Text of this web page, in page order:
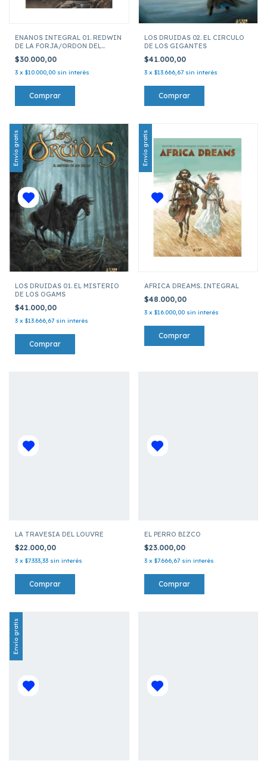
ENANOS INTEGRAL 01. REDWIN
DE LA FORJA/ORDON DEL
$30.000,00
3 x $10.000,00 sin interés
LOS DRUIDAS 02. EL CIRCULO
DE LOS GIGANTES
$41.000,00
3 x $13.666,67 sin interés
Envío gratis
LOS DRUIDAS 01. EL MISTERIO
DE LOS OGAMS
$41.000,00
3 x $13.666,67 sin interés
Envío gratis
AFRICA DREAMS. INTEGRAL
$48.000,00
3 x $16.000,00 sin interés
LA TRAVESIA DEL LOUVRE
$22.000,00
3 x $7.333,33 sin interés
EL PERRO BIZCO
$23.000,00
3 x $7.666,67 sin interés
Envío gratis